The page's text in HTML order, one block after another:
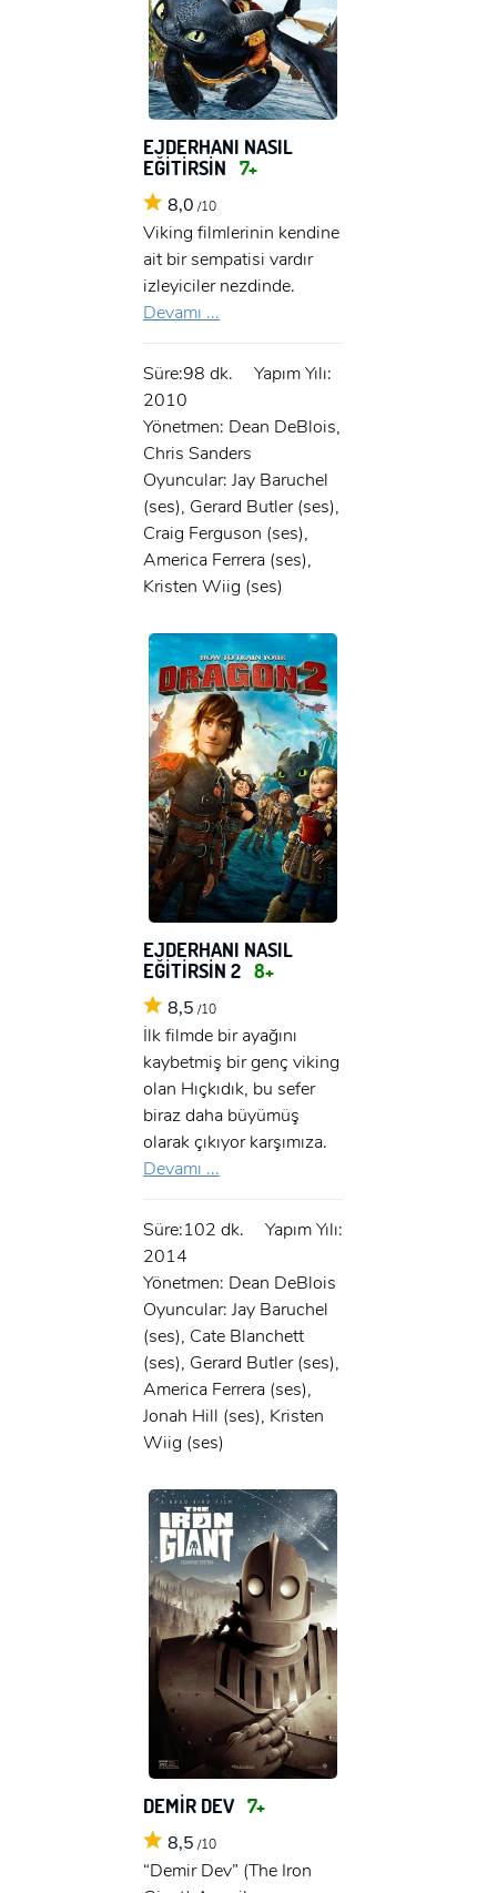
EJDERHANI NASIL
EĞİTİRSİN 7+
8,0 /10
Viking filmlerinin kendine
ait bir sempatisi vardır
izleyiciler nezdinde.
Devamı ...
Süre:98 dk.
Yapım Yılı:
2010
Yönetmen: Dean DeBlois,
Chris Sanders
Oyuncular: Jay Baruchel
(ses), Gerard Butler (ses),
Craig Ferguson (ses),
America Ferrera (ses),
Kristen Wiig (ses)
EJDERHANI NASIL
EĞİTİRSİN 2 8+
8,5 /10
İlk filmde bir ayağını
kaybetmiş bir genç viking
olan Hıçkıdık, bu sefer
biraz daha büyümüş
olarak çıkıyor karşımıza.
Devamı ...
Süre:102 dk.
Yapım Yılı:
2014
Yönetmen: Dean DeBlois
Oyuncular: Jay Baruchel
(ses), Cate Blanchett
(ses), Gerard Butler (ses),
America Ferrera (ses),
Jonah Hill (ses), Kristen
Wiig (ses)
DEMİR DEV 7+
8,5 /10
“Demir Dev” (The Iron